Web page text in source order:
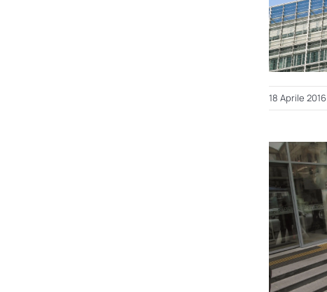
18 Aprile 2016